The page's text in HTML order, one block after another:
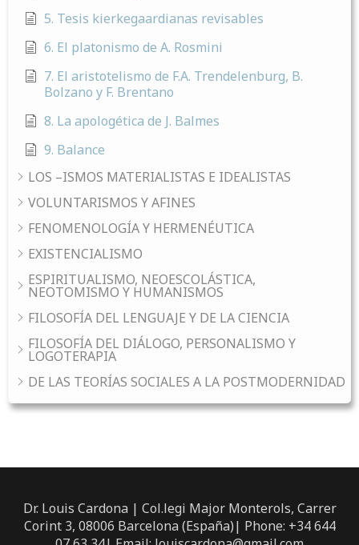
5. Tesis kierkegaardianas revisables
6. El platonismo de A. Rosmini
7. El aristotelismo de F.A. Trendelenburg, B.
Bolzano y F. Brentano
8. La apologética de J. Balmes
9. Balance
LOS –ISMOS MATERIALISTAS E IDEALISTAS
VOLUNTARISMOS Y AFINES
FENOMENOLOGÍA Y HERMENÉUTICA
EXISTENCIALISMO
ESPIRITUALISMO, NEOESCOLÁSTICA,
NEOTOMISMO Y HUMANISMOS
FILOSOFÍA DEL LENGUAJE Y DE LA CIENCIA
FILOSOFÍA DEL DIÁLOGO, PERSONALISMO Y
LOGOTERAPIA
DE LAS TEORÍAS SOCIALES A LA POSTMODERNIDAD
Dr. Louis Cardona | Col.legi Major Monterols, Carrer
Corint 3, 08006 Barcelona (España)| Phone: +34 644